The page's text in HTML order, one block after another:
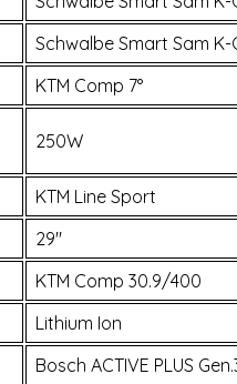
Schwalbe Smart Sam K-
KTM Comp 7°
250W
KTM Line Sport
29"
KTM Comp 30.9/400
Lithium Ion
Bosch ACTIVE PLUS